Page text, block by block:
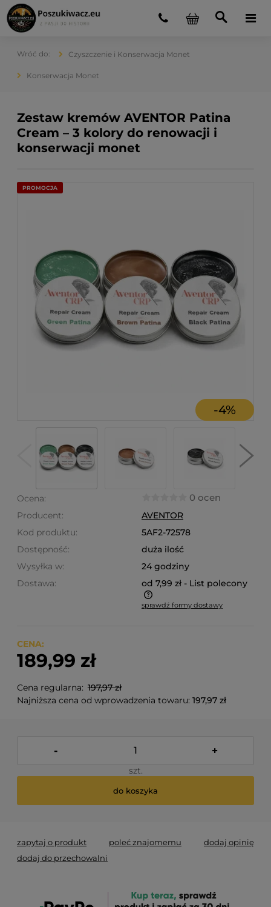
Czyszczenie i Konserwacja Monet
Konserwacja Monet
Zestaw kremów AVENTOR Patina
Cream – 3 kolory do renowacji i
konserwacji monet
PROMOCJA
-4%
Ocena: 0 ocen
Producent:
AVENTOR
Kod produktu:
5AF2-72578
Dostępność:
duża ilość
Wysyłka w:
24 godziny
Dostawa:
od 7,99 zł - List polecony
Cena nie zawiera ewentualnych kosztów płatności
sprawdź formy dostawy
CENA:
189,99 zł
Cena regularna: 197,97 zł
Najniższa cena od wprowadzenia towaru: 197,97 zł
- +
szt.
do koszyka
zapytaj o produkt poleć znajomemu
dodaj opinię
dodaj do przechowalni